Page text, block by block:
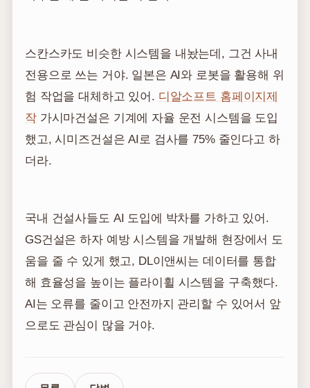
스칸스카도 비슷한 시스템을 내놨는데, 그건 사내
전용으로 쓰는 거야. 일본은 AI와 로봇을 활용해 위
험 작업을 대체하고 있어. 디알소프트 홈페이지제
작가시마건설은 기계에 자율 운전 시스템을 도입
했고, 시미즈건설은 AI로 검사를 75% 줄인다고 하
더라.
국내 건설사들도 AI 도입에 박차를 가하고 있어.
GS건설은 하자 예방 시스템을 개발해 현장에서 도
움을 줄 수 있게 했고, DL이앤씨는 데이터를 통합
해 효율성을 높이는 플라이휠 시스템을 구축했다.
AI는 오류를 줄이고 안전까지 관리할 수 있어서 앞
으로도 관심이 많을 거야.